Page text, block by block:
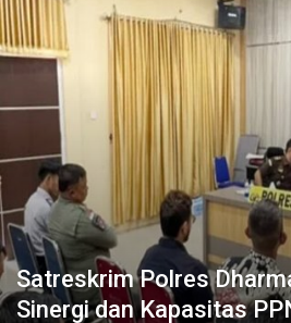
Satreskrim Polres
Sinergi dan Kapasitas